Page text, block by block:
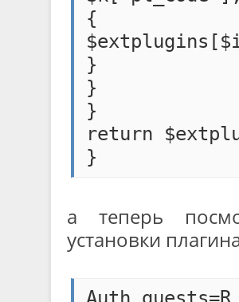
{
}
}
}
return
}
а теперь
установки